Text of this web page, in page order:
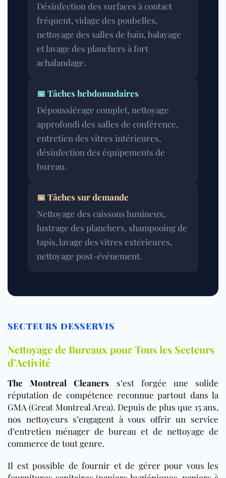
Désinfection des surfaces à contact
fréquent, vidage des poubelles,
nettoyage des salles de bain, balayage
et lavage des planchers à fort
achalandage.
📅 Tâches hebdomadaires
Dépoussiérage complet, nettoyage
approfondi des salles de conférence,
entretien des vitres intérieures,
désinfection des équipements de
bureau.
📅 Tâches sur demande
Nettoyage des caissons lumineux,
lustrage des planchers, shampooing de
tapis, lavage des vitres extérieures,
nettoyage post-événement.
SECTEURS DESSERVIS
Nettoyage de Bureaux pour Tous les Secteurs
d’Activité
The Montreal Cleaners s’est forgée une solide
réputation de compétence reconnue partout dans la
GMA (Great Montreal Area). Depuis de plus que 15 ans,
nos nettoyeurs s’engagent à vous offrir un service
d’entretien ménager de bureau et de nettoyage de
commerce de tout genre.
Il est possible de fournir et de gérer pour vous les